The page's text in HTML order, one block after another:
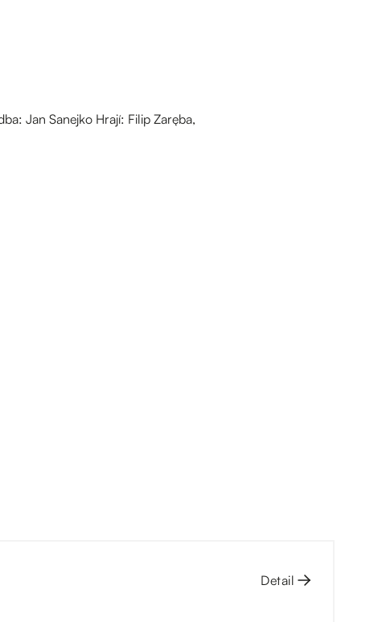
Jan Sanejko Hrají: Filip Zaręba,
Detail